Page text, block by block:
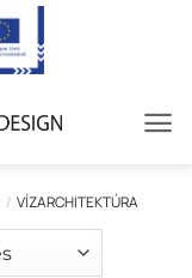
/ VÍZARCHITEKTÚRA